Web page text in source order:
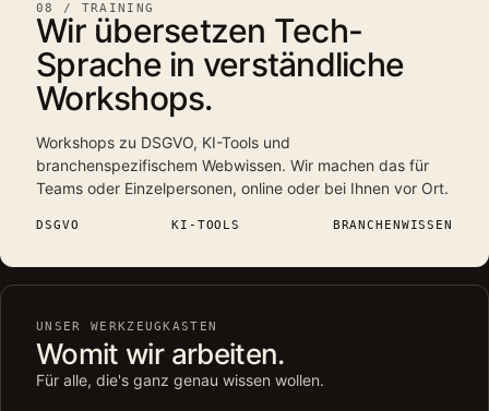
08 / TRAINING
Wir übersetzen Tech-
Sprache in verständliche
Workshops.
Workshops zu DSGVO, KI-Tools und
branchenspezifischem Webwissen. Wir machen das für
Teams oder Einzelpersonen, online oder bei Ihnen vor Ort.
DSGVO KI-TOOLS BRANCHENWISSEN
UNSER WERKZEUGKASTEN
Womit wir arbeiten.
Für alle, die's ganz genau wissen wollen.